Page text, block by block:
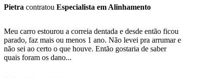
Pietra contratou Especialista em Alinhamento
Meu carro estourou a correia dentada e desde então ficou
parado, faz mais ou menos 1 ano. Não levei pra arrumar e
não sei ao certo o que houve. Então gostaria de saber
quais foram os dano...